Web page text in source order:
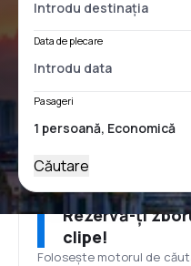
Data de plecare
Pasageri
Căutare
Rezervă-ți
clipe!
Folosește motorul de